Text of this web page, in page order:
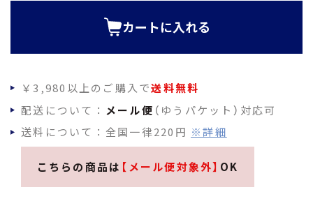
カートに入れる
￥3,980以上のご購入で送料無料
配送について： メール便 （ゆうパケット）対応可
送料について：全国一律220円 ※詳細
こちらの商品は 【メール便対象外】 OK